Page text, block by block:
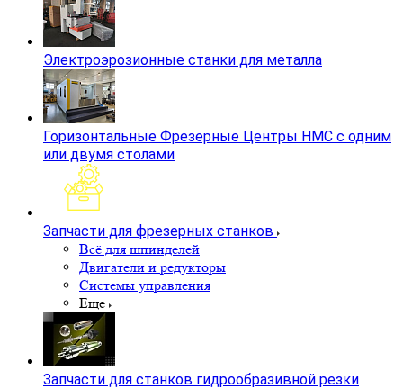
Электроэрозионные станки для металла
Горизонтальные Фрезерные Центры HMC с одним
или двумя столами
Запчасти для фрезерных станков
Всё для шпинделей
Двигатели и редукторы
Системы управления
Еще
Запчасти для станков гидрообразивной резки